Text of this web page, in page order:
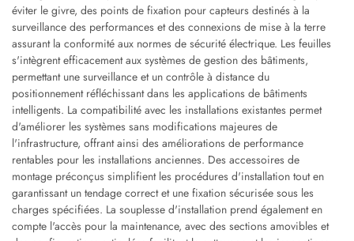
éviter le givre, des points de fixation pour capteurs destinés à la
surveillance des performances et des connexions de mise à la terre
assurant la conformité aux normes de sécurité électrique. Les feuilles
s'intègrent efficacement aux systèmes de gestion des bâtiments,
permettant une surveillance et un contrôle à distance du
positionnement réfléchissant dans les applications de bâtiments
intelligents. La compatibilité avec les installations existantes permet
d'améliorer les systèmes sans modifications majeures de
l'infrastructure, offrant ainsi des améliorations de performance
rentables pour les installations anciennes. Des accessoires de
montage préconçus simplifient les procédures d'installation tout en
garantissant un tendage correct et une fixation sécurisée sous les
charges spécifiées. La souplesse d'installation prend également en
compte l'accès pour la maintenance, avec des sections amovibles et